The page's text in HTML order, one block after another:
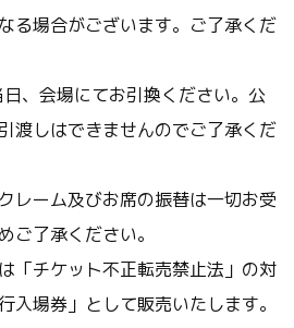
る場合がございます。ご了承くだ
、会場にてお引換ください。公
渡しはできませんのでご了承くだ
レーム及びお席の振替は一切お受
ご了承ください。
「チケット不正転売禁止法」の対
入場券」として販売いたします。